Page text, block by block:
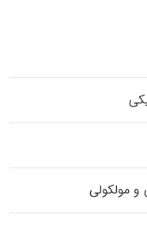
مولکولی